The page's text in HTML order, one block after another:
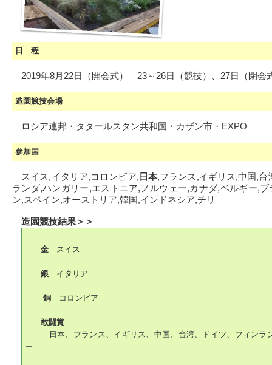
日 程
2019年8月22日（開会式） 23～26日（競技）、27日（閉会
造園競技会場
ロシア連邦・タタールスタン共和国・カザン市・EXPO
参加国
スイス,イタリア,コロンビア, 日本,フランス,イギリス,中国,
ランダ,ハンガリー,エストニア,ノルウェー,カナダ,ベルギー,
ン,スペイン,オーストリア,韓国,インドネシア,チリ
造園競技結果＞＞
金 スイス
銀 イタリア
銅 コロンビア
敢闘賞
日本、フランス、イギリス、中国、台湾、ドイツ、フィンラ
ー